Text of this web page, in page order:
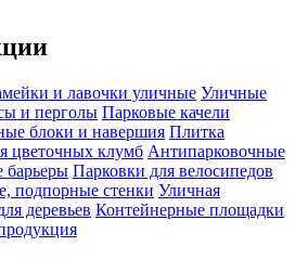
и лавочки уличные Уличные
и перголы Парковые качели
блоки и навершия Плитка
цветочных клумб Антипарковочные
барьеры Парковки для велосипедов
подпорные стенки Уличная
деревьев Контейнерные площадки